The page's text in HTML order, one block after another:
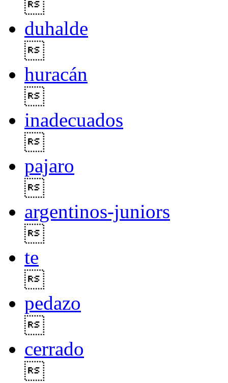
duhalde
huracán
inadecuados
pajaro
argentinos-juniors
te
pedazo
cerrado